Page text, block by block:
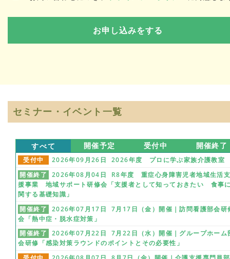
セミナー・イベント一覧
すべて 開催予定 受付中 開催終了
受付中
2026年09月26日 2026年度 プロに学ぶ家族介護教室
開催終了
2026年08月04日 R8年度 重症心身障害児者地域生活
援事業 地域サポート研修会「支援者として知っておきたい 食事
関する基礎知識」
開催終了
2026年07月17日 7月17日（金）開催｜訪問看護部会研
会「熱中症・脱水症対策」
開催終了
2026年07月22日 7月22日（水）開催｜グループホーム
会研修「感染対策ラウンドのポイントとその必要性」